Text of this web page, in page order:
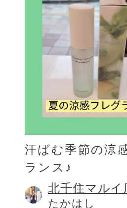
汗ばむ季節の涼
ランス♪
北千住マルイ
たかはし